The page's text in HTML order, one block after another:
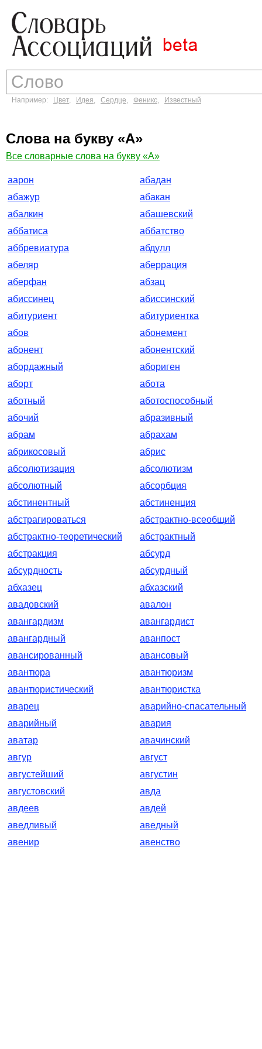
Например: Цвет, Идея, Сердце, Феникс, Известный
Слова на букву «А»
Все словарные слова на букву «А»
аарон
абадан
абажур
абакан
абалкин
абашевский
аббатиса
аббатство
аббревиатура
абдулл
абеляр
аберрация
аберфан
абзац
абиссинец
абиссинский
абитуриент
абитуриентка
абов
абонемент
абонент
абонентский
абордажный
абориген
аборт
абота
аботный
аботоспособный
абочий
абразивный
абрам
абрахам
абрикосовый
абрис
абсолютизация
абсолютизм
абсолютный
абсорбция
абстинентный
абстиненция
абстрагироваться
абстрактно-всеобщий
абстрактно-теоретический
абстрактный
абстракция
абсурд
абсурдность
абсурдный
абхазец
абхазский
авадовский
авалон
авангардизм
авангардист
авангардный
аванпост
авансированный
авансовый
авантюра
авантюризм
авантюристический
авантюристка
аварец
аварийно-спасательный
аварийный
авария
аватар
авачинский
авгур
август
августейший
августин
августовский
авда
авдеев
авдей
аведливый
аведный
авенир
авенство